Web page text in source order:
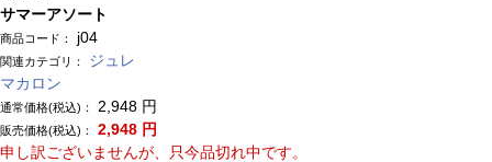
サマーアソート
商品コード： j04
関連カテゴリ：
ジュレ
マカロン
通常価格(税込)： 2,948 円
販売価格(税込)： 2,948 円
申し訳ございませんが、只今品切れ中です。